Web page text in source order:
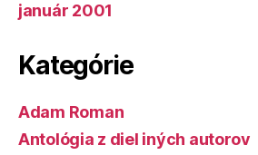
január 2001
Kategórie
Adam Roman
Antológia z diel iných autorov